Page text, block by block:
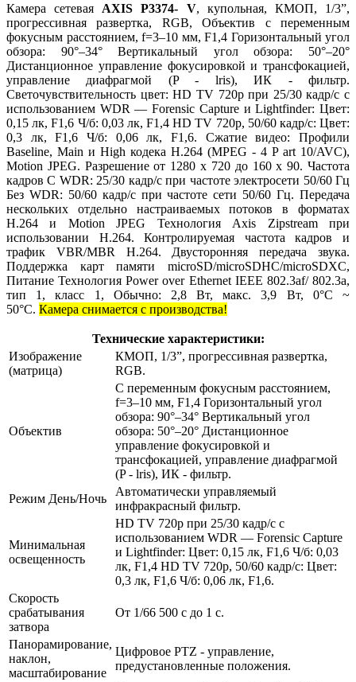
Камера сетевая AXIS P3374- V, купольная, КМОП, 1/3”,
прогрессивная развертка, RGB, Объектив с переменным
фокусным расстоянием, f=3–10 мм, F1,4 Горизонтальный угол
обзора: 90°–34° Вертикальный угол обзора: 50°–20°
Дистанционное управление фокусировкой и трансфокацией,
управление диафрагмой (P - lris), ИК - фильтр.
Светочувствительность цвет: HD TV 720p при 25/30 кадр/с с
использованием WDR — Forensic Capture и Lightfinder: Цвет:
0,15 лк, F1,6 Ч/б: 0,03 лк, F1,4 HD TV 720p, 50/60 кадр/с: Цвет:
0,3 лк, F1,6 Ч/б: 0,06 лк, F1,6. Сжатие видео: Профили
Baseline, Main и High кодека H.264 (MPEG - 4 P art 10/AVC),
Motion JPEG. Разрешение от 1280 x 720 до 160 x 90. Частота
кадров С WDR: 25/30 кадр/с при частоте электросети 50/60 Гц
Без WDR: 50/60 кадр/с при частоте сети 50/60 Гц. Передача
нескольких отдельно настраиваемых потоков в форматах
H.264 и Motion JPEG Технология Axis Zipstream при
использовании H.264. Контролируемая частота кадров и
трафик VBR/MBR H.264. Двусторонняя передача звука.
Поддержка карт памяти microSD/microSDHC/microSDXC,
Питание Технология Power over Ethernet IEEE 802.3af/ 802.3a,
тип 1, класс 1, Обычно: 2,8 Вт, макс. 3,9 Вт, 0°C ~
50°C. Камера снимается с производства!
Технические характеристики:
Изображение
(матрица)
КМОП, 1/3”, прогрессивная развертка,
RGB.
Объектив
С переменным фокусным расстоянием,
f=3–10 мм, F1,4 Горизонтальный угол
обзора: 90°–34° Вертикальный угол
обзора: 50°–20° Дистанционное
управление фокусировкой и
трансфокацией, управление диафрагмой
(P - lris), ИК - фильтр.
Режим День/Ночь
Автоматически управляемый
инфракрасный фильтр.
Минимальная
освещенность
HD TV 720p при 25/30 кадр/с с
использованием WDR — Forensic Capture
и Lightfinder: Цвет: 0,15 лк, F1,6 Ч/б: 0,03
лк, F1,4 HD TV 720p, 50/60 кадр/с: Цвет:
0,3 лк, F1,6 Ч/б: 0,06 лк, F1,6.
Скорость
срабатывания
затвора
От 1/66 500 с до 1 с.
Панорамирование,
наклон,
масштабирование
Цифровое PTZ - управление,
предустановленные положения.